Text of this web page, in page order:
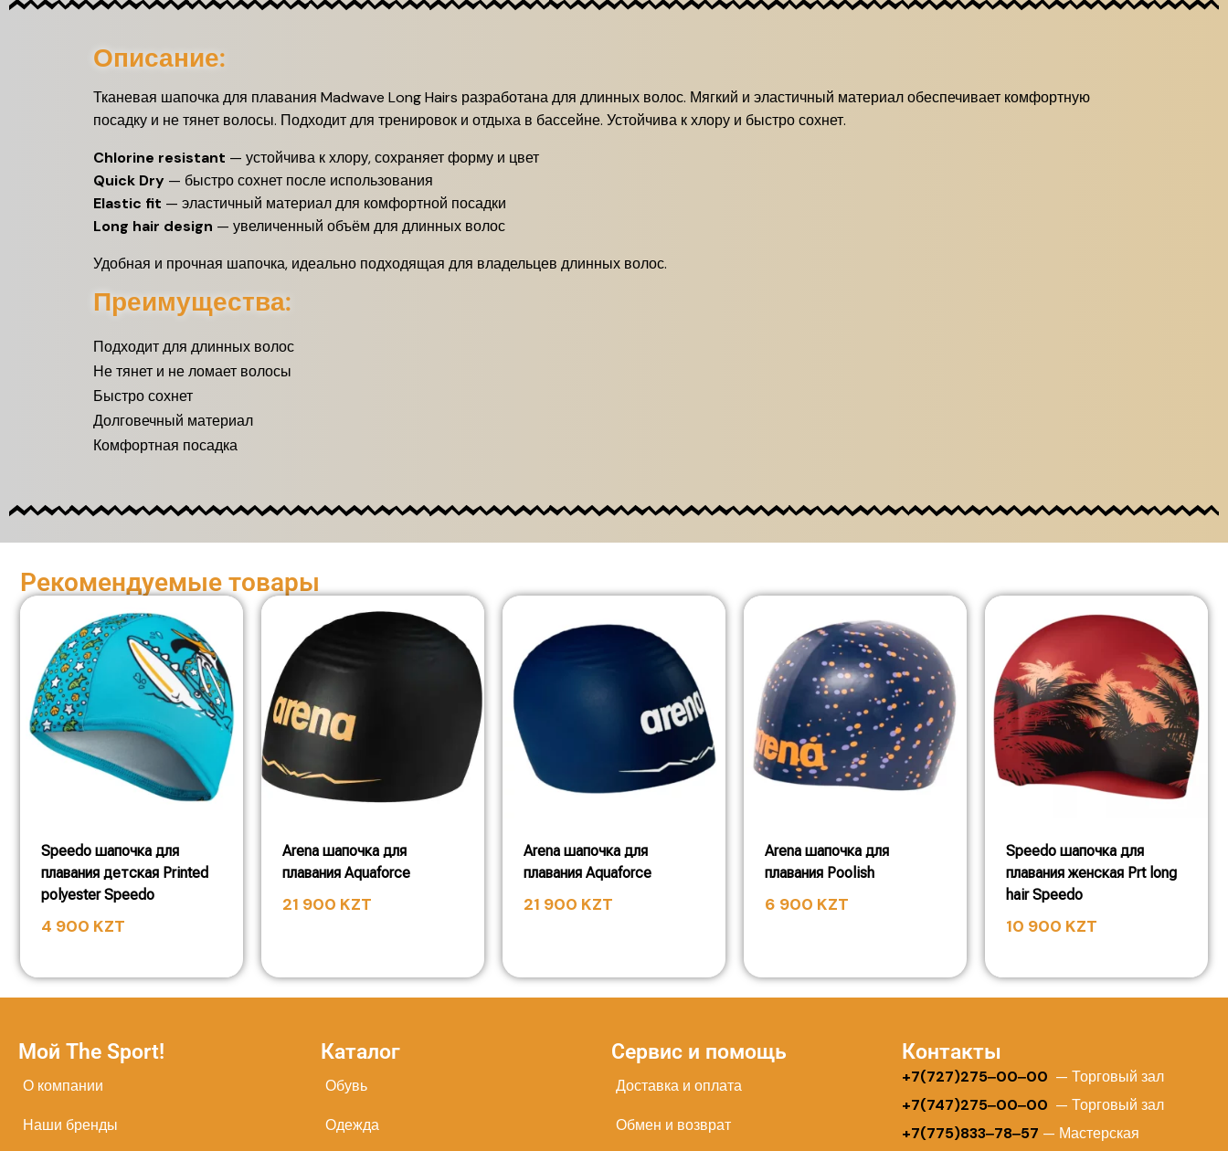
Описание:
Тканевая шапочка для плавания Madwave Long Hairs разработана для длинных волос. Мягкий и эластичный материал обеспечивает комфортную
посадку и не тянет волосы. Подходит для тренировок и отдыха в бассейне. Устойчива к хлору и быстро сохнет.
Chlorine resistant — устойчива к хлору, сохраняет форму и цвет
Quick Dry — быстро сохнет после использования
Elastic fit — эластичный материал для комфортной посадки
Long hair design — увеличенный объём для длинных волос
Удобная и прочная шапочка, идеально подходящая для владельцев длинных волос.
Преимущества:
Подходит для длинных волос
Не тянет и не ломает волосы
Быстро сохнет
Долговечный материал
Комфортная посадка
Рекомендуемые товары
Speedo шапочка для
плавания детская Printed
polyester Speedo
4 900 KZT
Arena шапочка для
плавания Aquaforce
21 900 KZT
Arena шапочка для
плавания Aquaforce
21 900 KZT
Arena шапочка для
плавания Poolish
6 900 KZT
Speedo шапочка для
плавания женская Prt long
hair Speedo
10 900 KZT
Мой The Sport!
О компании
Наши бренды
Каталог
Обувь
Одежда
Сервис и помощь
Доставка и оплата
Обмен и возврат
Контакты
+7(727)275‒00‒00 — Торговый зал
+7(747)275‒00‒00 — Торговый зал
+7(775)833‒78‒57 — Мастерская